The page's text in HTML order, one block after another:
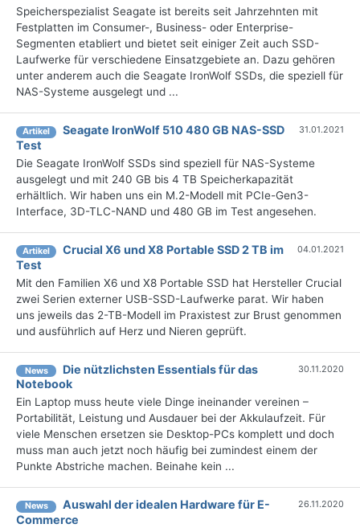
Speicherspezialist Seagate ist bereits seit Jahrzehnten mit
Festplatten im Consumer-, Business- oder Enterprise-
Segmenten etabliert und bietet seit einiger Zeit auch SSD-
Laufwerke für verschiedene Einsatzgebiete an. Dazu gehören
unter anderem auch die Seagate IronWolf SSDs, die speziell für
NAS-Systeme ausgelegt und ...
Artikel
Seagate IronWolf 510 480 GB NAS-SSD
Test
31.01.2021
Die Seagate IronWolf SSDs sind speziell für NAS-Systeme
ausgelegt und mit 240 GB bis 4 TB Speicherkapazität
erhältlich. Wir haben uns ein M.2-Modell mit PCIe-Gen3-
Interface, 3D-TLC-NAND und 480 GB im Test angesehen.
Artikel
Crucial X6 und X8 Portable SSD 2 TB im
Test
04.01.2021
Mit den Familien X6 und X8 Portable SSD hat Hersteller Crucial
zwei Serien externer USB-SSD-Laufwerke parat. Wir haben
uns jeweils das 2-TB-Modell im Praxistest zur Brust genommen
und ausführlich auf Herz und Nieren geprüft.
News
Die nützlichsten Essentials für das
Notebook
30.11.2020
Ein Laptop muss heute viele Dinge ineinander vereinen –
Portabilität, Leistung und Ausdauer bei der Akkulaufzeit. Für
viele Menschen ersetzen sie Desktop-PCs komplett und doch
muss man auch jetzt noch häufig bei zumindest einem der
Punkte Abstriche machen. Beinahe kein ...
News
Auswahl der idealen Hardware für E-
Commerce
26.11.2020